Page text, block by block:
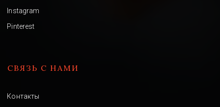
Instagram
Pinterest
СВЯЗЬ С НАМИ
Контакты